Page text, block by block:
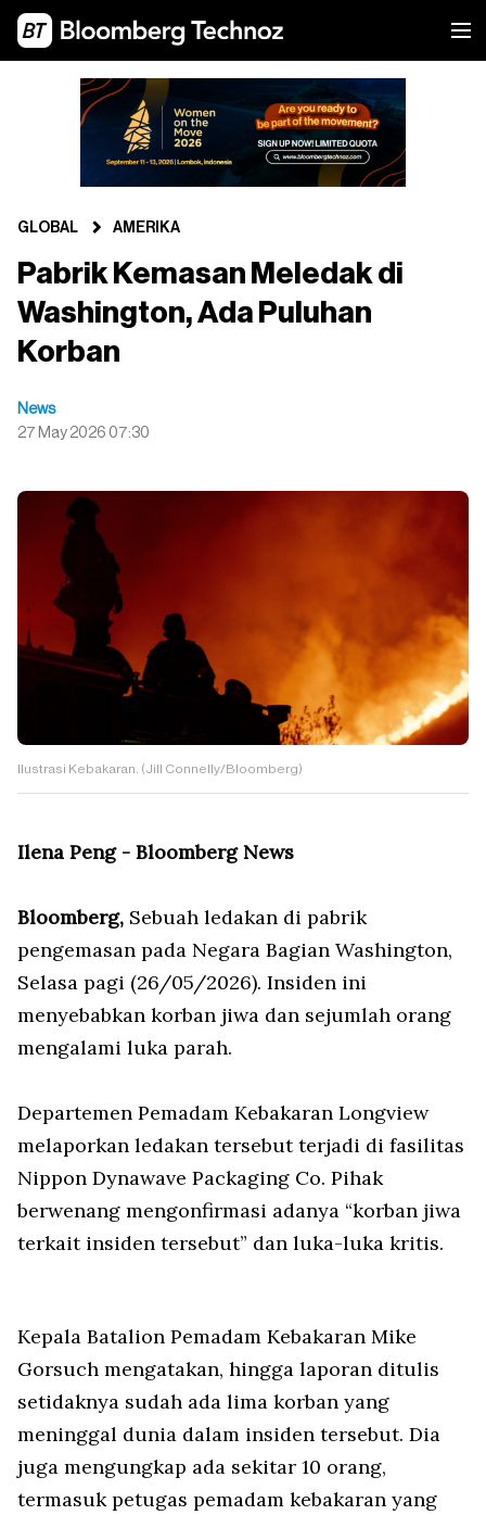
GLOBAL AMERIKA
Pabrik Kemasan Meledak di
Washington, Ada Puluhan
Korban
News
27 May 2026 07:30
Ilustrasi Kebakaran. (Jill Connelly/Bloomberg)
Ilena Peng - Bloomberg News
Bloomberg, Sebuah ledakan di pabrik
pengemasan pada Negara Bagian Washington,
Selasa pagi (26/05/2026). Insiden ini
menyebabkan korban jiwa dan sejumlah orang
mengalami luka parah.
Departemen Pemadam Kebakaran Longview
melaporkan ledakan tersebut terjadi di fasilitas
Nippon Dynawave Packaging Co. Pihak
berwenang mengonfirmasi adanya “korban jiwa
terkait insiden tersebut” dan luka-luka kritis.
Kepala Batalion Pemadam Kebakaran Mike
Gorsuch mengatakan, hingga laporan ditulis
setidaknya sudah ada lima korban yang
meninggal dunia dalam insiden tersebut. Dia
juga mengungkap ada sekitar 10 orang,
termasuk petugas pemadam kebakaran yang